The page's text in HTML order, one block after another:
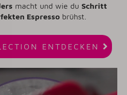
macht und wie du Schritt
Espresso brühst.

ENTDECKEN